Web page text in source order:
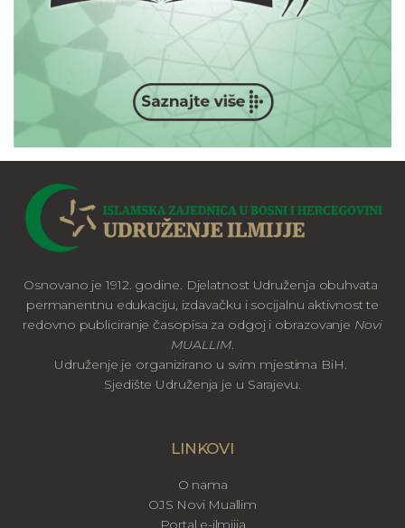
Osnovano je 1912. godine. Djelatnost Udruženja obuhvata
permanentnu edukaciju, izdavačku i socijalnu aktivnost te
redovno publiciranje časopisa za odgoj i obrazovanje Novi
MUALLIM.
Udruženje je organizirano u svim mjestima BiH.
Sjedište Udruženja je u Sarajevu.
LINKOVI
O nama
OJS Novi Muallim
Portal e-ilmijja